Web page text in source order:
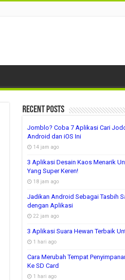
Recent Posts
Jomblo? Coba 7 Aplikasi Cari
Android dan iOS Ini
14 jam ago
3 Aplikasi Desain Kaos Menarik
Yang Super Keren!
18 jam ago
Jadikan Android Sebagai Tasbih
dengan Aplikasi
22 jam ago
3 Aplikasi Suara Hewan Terbaik
1 hari ago
Cara Merubah Tempat
Ke SD Card
1 hari ago